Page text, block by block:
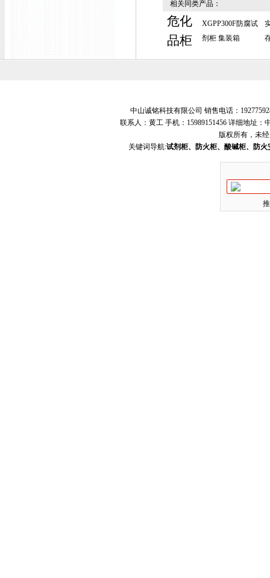
相关同类产品：
危化
品柜
XGPP300F防腐试
剂柜 集装箱
中山诚铭科技有限公司 销售电话：
联系人：黄工 手机：15989151456 详细地址
版权所有，未
关键词导航:试剂柜、防火柜、酸碱柜、防